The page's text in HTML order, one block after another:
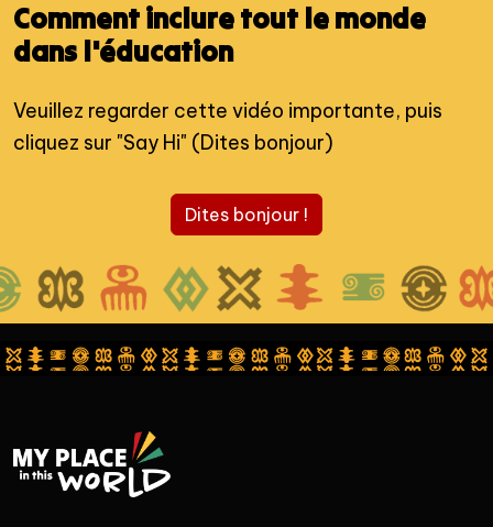
Comment inclure tout le monde
dans l'éducation
Veuillez regarder cette vidéo importante, puis
cliquez sur "Say Hi" (Dites bonjour)
Dites bonjour !